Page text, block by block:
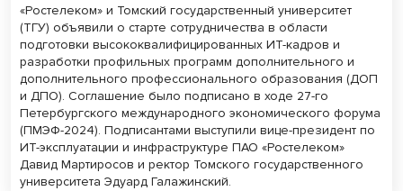
«Ростелеком» и Томский государственный университет
(ТГУ) объявили о старте сотрудничества в области
подготовки высококвалифицированных ИТ-кадров и
разработки профильных программ дополнительного и
дополнительного профессионального образования (ДОП
и ДПО). Соглашение было подписано в ходе 27-го
Петербургского международного экономического форума
(ПМЭФ-2024). Подписантами выступили вице-президент по
ИТ-эксплуатации и инфраструктуре ПАО «Ростелеком»
Давид Мартиросов и ректор Томского государственного
университета Эдуард Галажинский.